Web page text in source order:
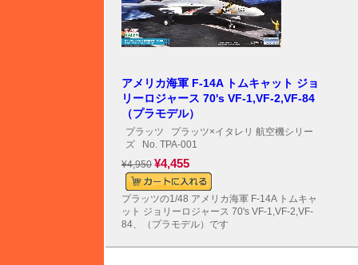
アメリカ海軍 F-14A トムキャット ジョ
リーロジャース 70's VF-1,VF-2,VF-84
（プラモデル）
プラッツ
プラッツ×イタレリ 航空機シリー
ズ No. TPA-001
¥4,950 ¥4,455
プラッツの1/48 アメリカ海軍 F-14A トムキャ
ット ジョリーロジャース 70's VF-1,VF-2,VF-
84、（プラモデル）です